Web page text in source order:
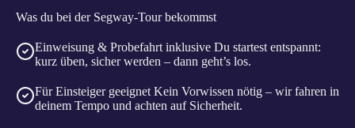
Was du bei der Segway-Tour bekommst
Einweisung & Probefahrt inklusive Du startest entspannt:
kurz üben, sicher werden – dann geht’s los.
Für Einsteiger geeignet Kein Vorwissen nötig – wir fahren in
deinem Tempo und achten auf Sicherheit.